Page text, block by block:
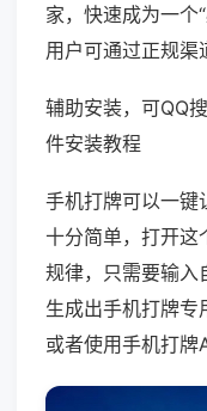
家，快速成为一个
用户可通过正规渠
辅助安装，可QQ
件安装教程
手机打牌可以一键
十分简单，打开这
规律，只需要输入
生成出手机打牌专
或者使用手机打牌